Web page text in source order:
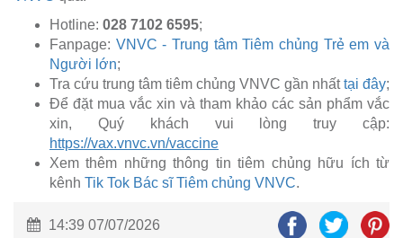
Hotline: 028 7102 6595;
Fanpage: VNVC - Trung tâm Tiêm chủng Trẻ em và
Người lớn;
Tra cứu trung tâm tiêm chủng VNVC gần nhấttại đây;
Để đặt mua vắc xin và tham khảo các sản phẩm vắc
xin, Quý khách vui lòng truy cập:
https://vax.vnvc.vn/vaccine
Xem thêm những thông tin tiêm chủng hữu ích từ
kênh Tik Tok Bác sĩ Tiêm chủng VNVC.
14:39 07/07/2026